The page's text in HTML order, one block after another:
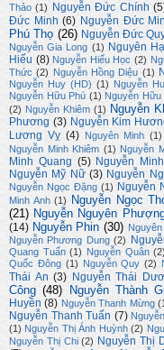
Thảo (1) Nguyễn Đức Chính
Đức Minh (6) Nguyễn Đức
Phú Thọ (26) Nguyễn Đức
Nguyễn Gia Long (1) Nguyên Hạ
Hiếu (8) Nguyễn Hiếu Học (2)
Thức (2) Nguyễn Hồng Diệu (1)
Nguyễn Huy (HD) (1) Nguyễn
Nguyễn Hữu Phú (1) Nguyễn Hữu
(2) Nguyễn Khiêm (1) Nguyễn
Phương (3) Nguyễn Kim
Lương Vỵ (4) Nguyên Minh (1)
Nguyễn Minh Khiêm (1) Nguyễn
Minh Quang (5) Nguyễn
Nguyễn Mỹ Nữ (3) Nguyễn
Nguyễn Ngọc Đặng (1) Nguyễn
Minh Anh (1) Nguyễn Ngọc
(21) Nguyễn Nguyên
(14) Nguyễn Phin (30)
Nguyễn Phương Dung (2)
Quang Tuấn (1) Nguyễn Quân (2)
Quốc Đông (1) Nguyễn Quy (2)
Thái An (3) Nguyễn Thái
Công (48) Nguyễn Thành
Huyền (8) Nguyễn Thanh Mừng
Nguyễn Thanh Tuấn (7)
(1) Nguyễn Thị Ánh Huỳnh (2)
Nguyễn Thị Chi (2) Nguyễn Thị